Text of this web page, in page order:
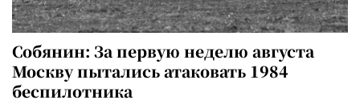
Собянин: За первую неделю августа
Москву пытались атаковать 1984
беспилотника